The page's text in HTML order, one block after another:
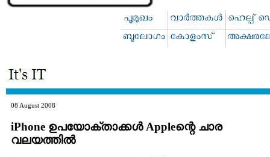
08 August 2008
iPhone ഉപയോക്താക്കള്‍ Appleന്റെ ചാര
വലയത്തില്‍